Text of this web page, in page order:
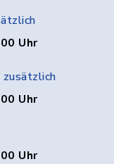
Uhr
Uhr
Uhr